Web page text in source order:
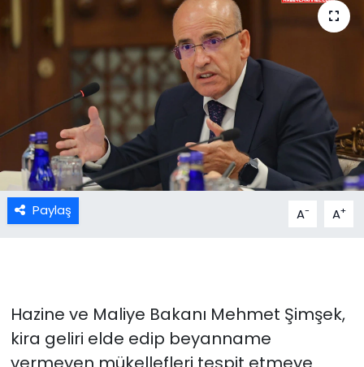
Paylaş A- A+
Hazine ve Maliye Bakanı Mehmet Şimşek,
kira geliri elde edip beyanname